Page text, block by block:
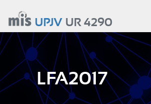
contenu
principal
UPJVUR 4290
LFA2017